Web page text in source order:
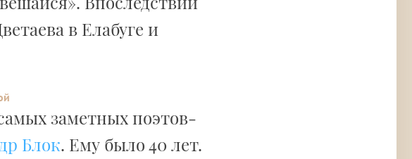
в Елабуге и
заметных поэтов-
Блок. Ему было 40 лет.